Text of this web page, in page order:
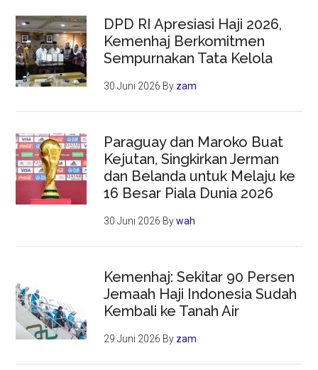
DPD RI Apresiasi Haji 2026,
Kemenhaj Berkomitmen
Sempurnakan Tata Kelola
30 Juni 2026 By zam
Paraguay dan Maroko Buat
Kejutan, Singkirkan Jerman
dan Belanda untuk Melaju ke
16 Besar Piala Dunia 2026
30 Juni 2026 Bywah
Kemenhaj: Sekitar 90 Persen
Jemaah Haji Indonesia Sudah
Kembali ke Tanah Air
29 Juni 2026 By zam